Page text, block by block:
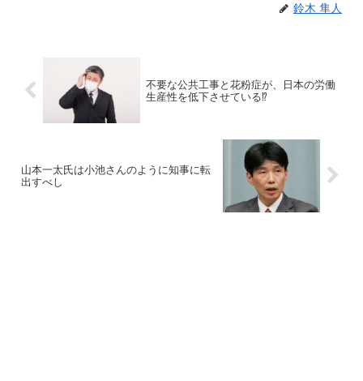
鈴木 隼人
不要な公共工事と花粉症が、日本の労働
生産性を低下させている⁉︎
山本一太氏は小池さんのように知事に転
出すべし